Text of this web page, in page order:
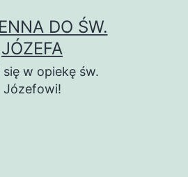
DO ŚW.
JÓZEFA
się w opiekę św.
Józefowi!